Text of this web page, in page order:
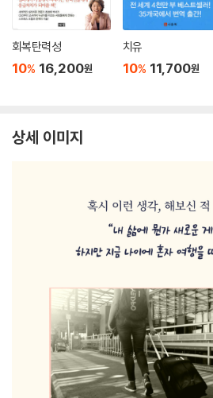
회복탄력성
10% 16,200원
치유
10% 11,700원
상세 이미지